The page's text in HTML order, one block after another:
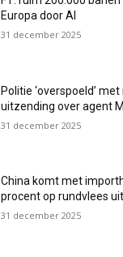
Europa door AI
31 december 2025
Politie ‘overspoeld’
uitzending over agent
31 december 2025
China komt met
procent op rundvlees
31 december 2025